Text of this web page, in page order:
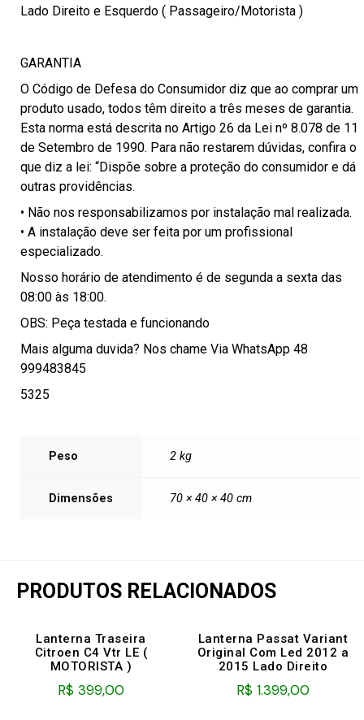
Lado Direito e Esquerdo ( Passageiro/Motorista )
GARANTIA
O Código de Defesa do Consumidor diz que ao comprar um
produto usado, todos têm direito a três meses de garantia.
Esta norma está descrita no Artigo 26 da Lei nº 8.078 de 11
de Setembro de 1990. Para não restarem dúvidas, confira o
que diz a lei: “Dispõe sobre a proteção do consumidor e dá
outras providências.
• Não nos responsabilizamos por instalação mal realizada.
• A instalação deve ser feita por um profissional
especializado.
Nosso horário de atendimento é de segunda a sexta das
08:00 às 18:00.
OBS: Peça testada e funcionando
Mais alguma duvida? Nos chame Via WhatsApp 48
999483845
5325
Peso 2 kg
Dimensões 70 × 40 × 40 cm
PRODUTOS RELACIONADOS
Lanterna Traseira
Citroen C4 Vtr LE (
MOTORISTA )
R$ 399,00
Lanterna Passat Variant
Original Com Led 2012 a
2015 Lado Direito
R$ 1.399,00